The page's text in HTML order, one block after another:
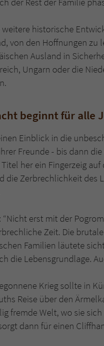
weitere historische
von den Hoffnungen
Ausland in
Ungarn oder die
beginnt für alle
Einblick in die
Freunde - bis dann
her ein Fingerzeig
die Zerbrechlichkeit des
“Nicht erst mit der
Zeit. Die
Familien läutete
die Lebensgrundlage.
Krieg sollte in
Reise über den
fremde Welt, wo sie
dann für einen